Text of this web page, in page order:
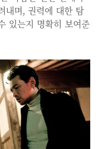
내며, 권력에 대한 탐
있는지 명확히 보여준